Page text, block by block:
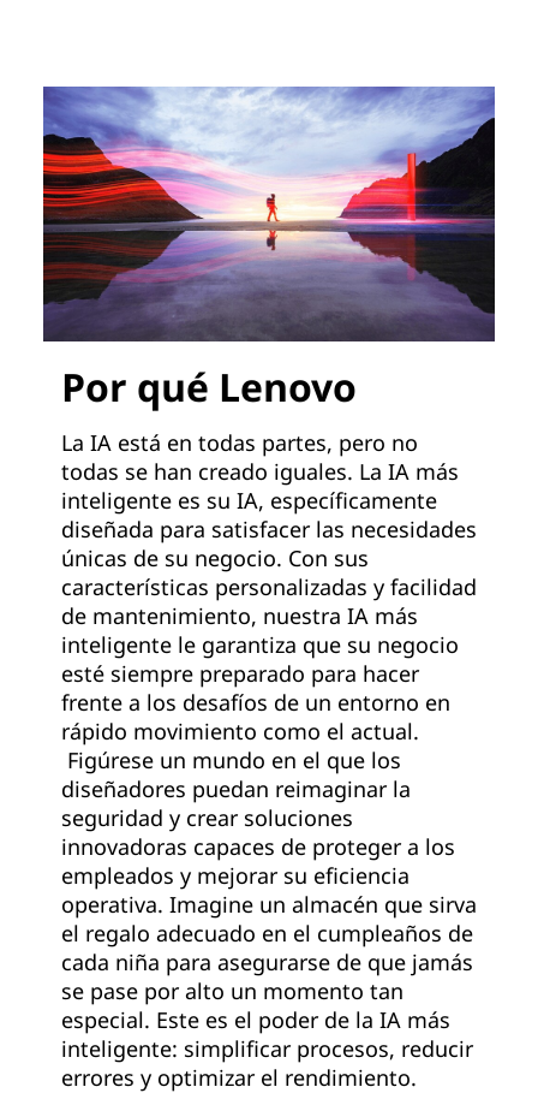
Por qué Lenovo
La IA está en todas partes, pero no
todas se han creado iguales. La IA más
inteligente es su IA, específicamente
diseñada para satisfacer las necesidades
únicas de su negocio. Con sus
características personalizadas y facilidad
de mantenimiento, nuestra IA más
inteligente le garantiza que su negocio
esté siempre preparado para hacer
frente a los desafíos de un entorno en
rápido movimiento como el actual.
Figúrese un mundo en el que los
diseñadores puedan reimaginar la
seguridad y crear soluciones
innovadoras capaces de proteger a los
empleados y mejorar su eficiencia
operativa. Imagine un almacén que sirva
el regalo adecuado en el cumpleaños de
cada niña para asegurarse de que jamás
se pase por alto un momento tan
especial. Este es el poder de la IA más
inteligente: simplificar procesos, reducir
errores y optimizar el rendimiento.